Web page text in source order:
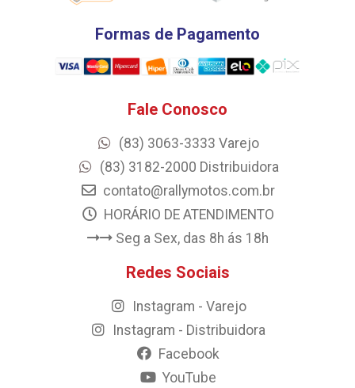
Formas de Pagamento
Fale Conosco
(83) 3063-3333 Varejo
(83) 3182-2000 Distribuidora
contato@rallymotos.com.br
HORÁRIO DE ATENDIMENTO
Seg a Sex, das 8h ás 18h
Redes Sociais
Instagram - Varejo
Instagram - Distribuidora
Facebook
YouTube